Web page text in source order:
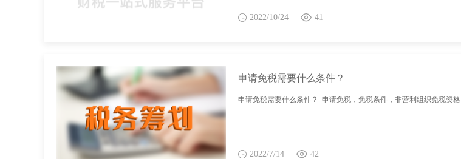
2022/10/24 41
申请免税需要什么条件？
申请免税需要什么条件？ 申请免税，免税条件，非营利组织免税资格
2022/7/14 42